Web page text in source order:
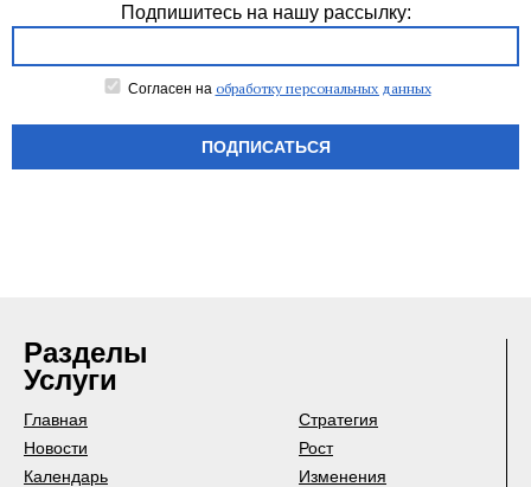
Подпишитесь на нашу рассылку:
Согласен на обработку персональных данных
ПОДПИСАТЬСЯ
Разделы
Услуги
Главная
Новости
Календарь
Стратегия
Рост
Изменения